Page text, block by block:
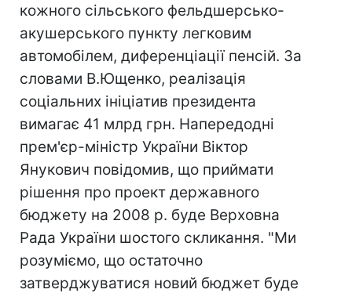
кожного сільського фельдшерсько-
акушерського пункту легковим
автомобілем, диференціації пенсій. За
словами В.Ющенко, реалізація
соціальних ініціатив президента
вимагає 41 млрд грн. Напередодні
прем'єр-міністр України Віктор
Янукович повідомив, що приймати
рішення про проект державного
бюджету на 2008 р. буде Верховна
Рада України шостого скликання. "Ми
розуміємо, що остаточно
затверджуватися новий бюджет буде